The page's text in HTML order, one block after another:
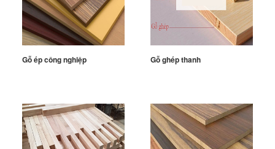
Gỗ ép công nghiệp Gỗ ghép thanh